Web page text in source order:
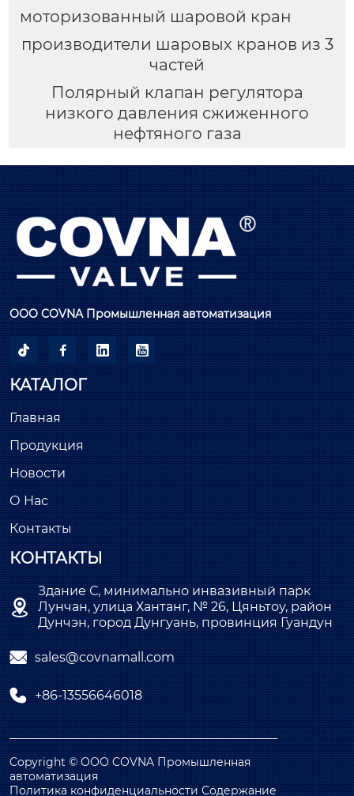
моторизованный шаровой кран
производители шаровых кранов из 3
частей
Полярный клапан регулятора
низкого давления сжиженного
нефтяного газа
ООО COVNA Промышленная автоматизация
   
КАТАЛОГ
Главная
Продукция
Новости
О Нас
Контакты
КОНТАКТЫ

Здание С, минимально инвазивный парк
Лунчан, улица Хантанг, № 26, Цяньтоу, район
Дунчэн, город Дунгуань, провинция Гуандун
 sales@covnamall.com
 +86-13556646018
Copyright © ООО COVNA Промышленная
автоматизация
Политика конфиденциальности Содержание